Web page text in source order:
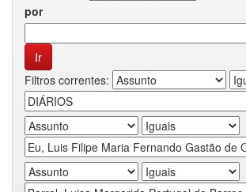
por
Filtros correntes: